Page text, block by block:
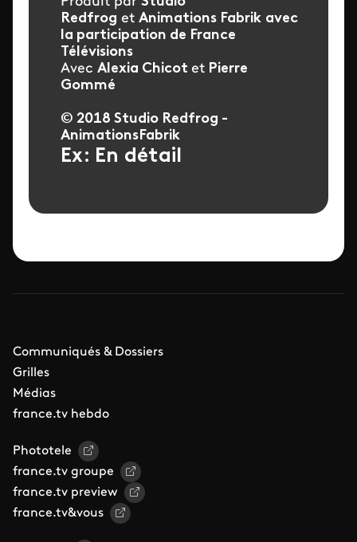
Redfrog et Animations Fabrik avec
la participation de France
Télévisions
Avec Alexia Chicot et Pierre
Gommé
© 2018 Studio Redfrog -
AnimationsFabrik
Ex: En détail
Communiqués & Dossiers
Grilles
Médias
france.tv hebdo
Phototele
france.tv groupe
france.tv preview
france.tv&vous